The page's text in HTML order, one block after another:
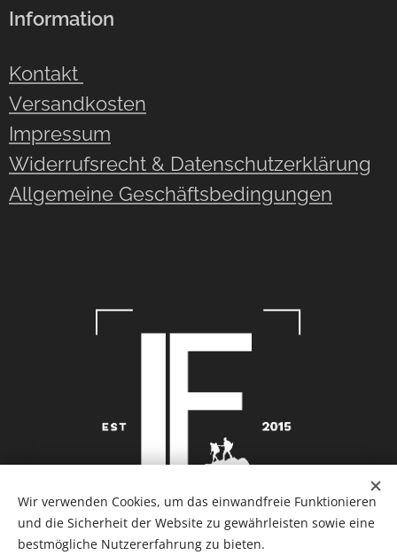
Information
Kontakt
Versandkosten
Impressum
Widerrufsrecht & Datenschutzerklärung
Allgemeine Geschäftsbedingungen
Wir verwenden Cookies, um das einwandfreie Funktionieren
und die Sicherheit der Website zu gewährleisten sowie eine
bestmögliche Nutzererfahrung zu bieten.